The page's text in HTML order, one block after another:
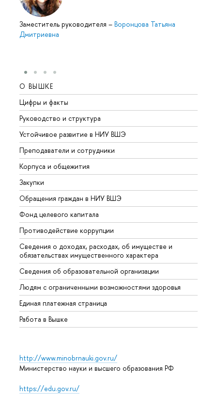
Заместитель руководителя – Воронцова Татьяна
Дмитриевна
О ВЫШКЕ
Цифры и факты
Руководство и структура
Устойчивое развитие в НИУ ВШЭ
Преподаватели и сотрудники
Корпуса и общежития
Закупки
Обращения граждан в НИУ ВШЭ
Фонд целевого капитала
Противодействие коррупции
Сведения о доходах, расходах, об имуществе и
обязательствах имущественного характера
Сведения об образовательной организации
Людям с ограниченными возможностями здоровья
Единая платежная страница
Работа в Вышке
http://www.minobrnauki.gov.ru/
Министерство науки и высшего образования РФ
https://edu.gov.ru/